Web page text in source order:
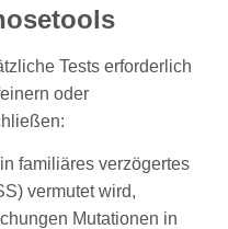
Tests erforderlich
oder
familiäres verzögertes
vermutet wird,
Mutationen in